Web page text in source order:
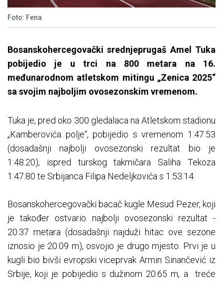
Foto: Fena
Bosanskohercegovački srednjeprugaš Amel Tuka
pobijedio je u trci na 800 metara na 16.
međunarodnom atletskom mitingu „Zenica 2025“
sa svojim najboljim ovosezonskim vremenom.
Tuka je, pred oko 300 gledalaca na Atletskom stadionu
„Kamberovića polje“, pobijedio s vremenom 1:47.53
(dosadašnji najbolji ovosezonski rezultat bio je
1:48.20), ispred turskog takmičara Saliha Tekoza
1:47.80 te Srbijanca Filipa Nedeljkovića s 1:53.14.
Bosanskohercegovački bacač kugle Mesud Pezer, koji
je također ostvario najbolji ovosezonski rezultat -
20.37 metara (dosadašnji najduži hitac ove sezone
iznosio je 20.09 m), osvojio je drugo mjesto. Prvi je u
kugli bio bivši evropski viceprvak Armin Sinančević iz
Srbije, koji je pobijedio s dužinom 20.65 m, a treće